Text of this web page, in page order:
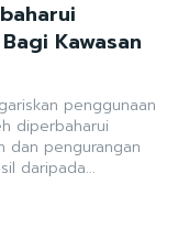
Kawasan
penggunaan
diperbaharui
dan pengurangan
daripada...